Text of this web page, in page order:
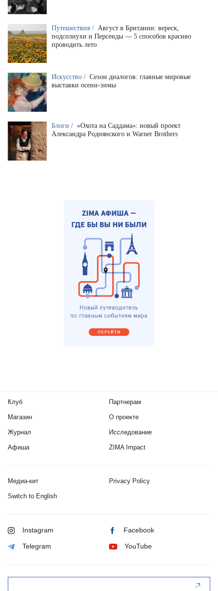
Путешествия / Август в Британии: вереск,
подсолнухи и Персеиды — 5 способов красиво
проводить лето
Искусство / Сезон диалогов: главные мировые
выставки осени-зимы
Блоги / «Охота на Саддама»: новый проект
Александра Роднянского и Warner Brothers
Клуб
Магазин
Журнал
Афиша
Партнерам
О проекте
Исследование
ZIMA Impact
Медиа-кит Privacy Policy
Switch to English
Instagram Facebook
Telegram YouTube